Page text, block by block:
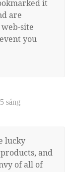
it
are
site
you
sáng
lucky
and
of all of